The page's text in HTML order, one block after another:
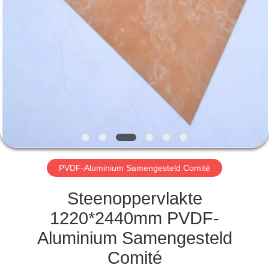
FABRIEKSTOUR
KWALITEITSCONTROLE
MET
ONS
NIEUWS
PVDF-Aluminium Samengesteld Comité
Steenoppervlakte
1220*2440mm PVDF-
Aluminium Samengesteld
Comité